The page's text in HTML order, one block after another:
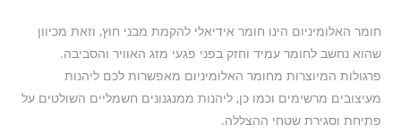
חומר האלומיניום הינו חומר אידיאלי להקמת מבני חוץ, וזאת מכיוון
שהוא נחשב לחומר עמיד וחזק בפני פגעי מזג האוויר והסביבה.
פרגולות המיוצרות מחומר האלומיניום מאפשרות לכם ליהנות
מעיצובים מרשימים וכמו כן, ליהנות ממנגנונים חשמליים השולטים על
פתיחת וסגירת שטחי ההצללה.